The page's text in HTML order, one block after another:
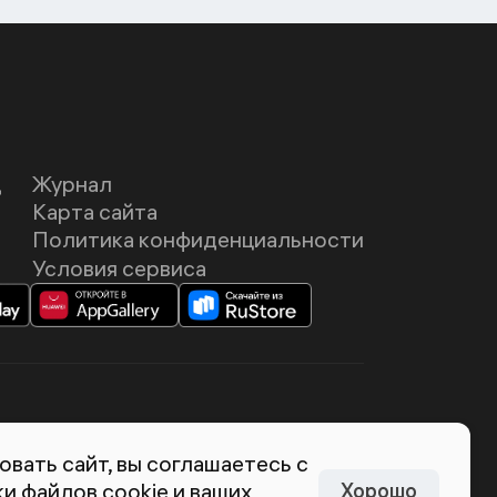
сайт, вы соглашаетесь с
файлов cookie и ваших Хорошо
Журнал
Карта сайта
Политика конфиденциальности
Условия сервиса
Лебедева